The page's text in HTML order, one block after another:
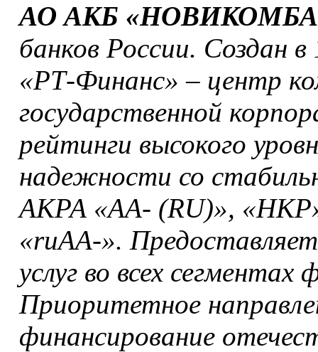
АО АКБ
банков России. Создан
«РТ-Финанс» – центр
государственной
рейтинги высокого
надежности со
АКРА «АА- (RU)»,
«ruАА-».
услуг во всех сегментах
Приоритетное
финансирование